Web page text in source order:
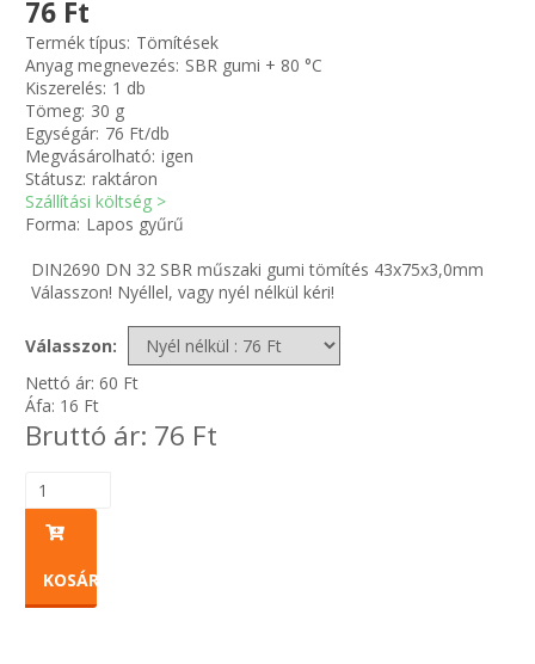
Zsinór Körszelvényű tömítőzsinórok
SIMÍTÓZÁRAS TASAK
ETETŐTÁL-TIPLI-GRANULÁTUM
KÖTÖZŐK-JELÖLŐK-IRATTARTÓK
TÖMLŐBILINCS
76 Ft
Termék típus: Tömítések
Anyag megnevezés: SBR gumi + 80 °C
Kiszerelés: 1 db
Tömeg: 30 g
Egységár: 76 Ft/db
Megvásárolható: igen
Státusz: raktáron
Szállítási költség >
Forma: Lapos gyűrű
DIN2690 DN 32 SBR műszaki gumi tömítés 43x75x3,0mm
Válasszon! Nyéllel, vagy nyél nélkül kéri!
Válasszon:
Nettó ár:60 Ft
Áfa: 16 Ft
Bruttó ár: 76 Ft
KOSÁRBA